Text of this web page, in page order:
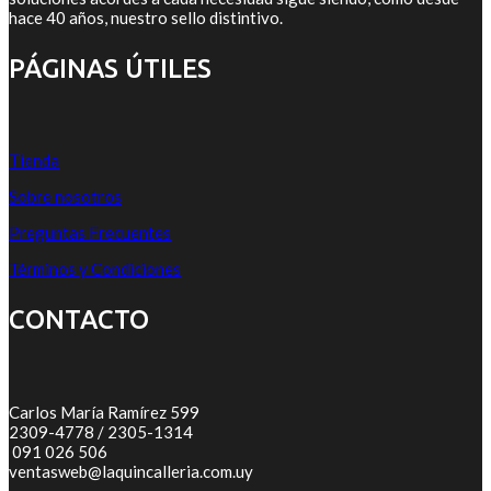
hace 40 años, nuestro sello distintivo.
PÁGINAS ÚTILES
Tienda
Sobre nosotros
Preguntas Frecuentes
Términos y Condiciones
CONTACTO
Carlos María Ramírez 599
2309-4778 / 2305-1314
091 026 506
ventasweb@laquincalleria.com.uy